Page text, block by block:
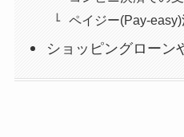
ペイジー(Pay-
ショッピングローン